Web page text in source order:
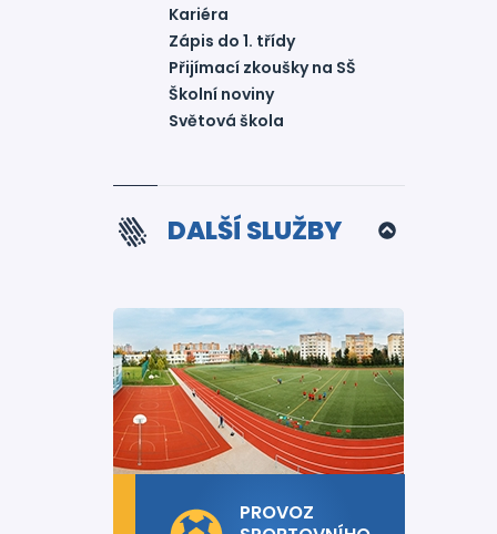
Kariéra
Zápis do 1. třídy
Přijímací zkoušky na SŠ
Školní noviny
Světová škola
DALŠÍ SLUŽBY
PROVOZ